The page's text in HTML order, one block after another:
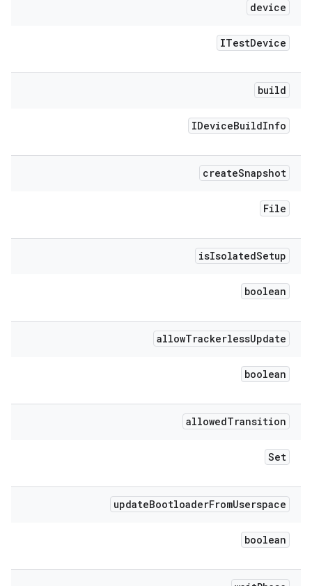
device
ITestDevice
build
IDeviceBuildInfo
createSnapshot
File
isIsolatedSetup
boolean
allowTrackerlessUpdate
boolean
allowedTransition
Set
updateBootloaderFromUserspace
boolean